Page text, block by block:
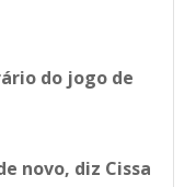
do jogo de
novo, diz Cissa